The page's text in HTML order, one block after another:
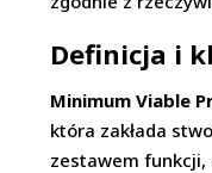
Definicja i
Minimum Viable
która zakłada
zestawem funkcji,